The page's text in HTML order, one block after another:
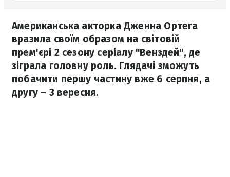
Американська акторка Дженна Ортега
вразила своїм образом на світовій
прем'єрі 2 сезону серіалу "Венздей", де
зіграла головну роль. Глядачі зможуть
побачити першу частину вже 6 серпня, а
другу – 3 вересня.